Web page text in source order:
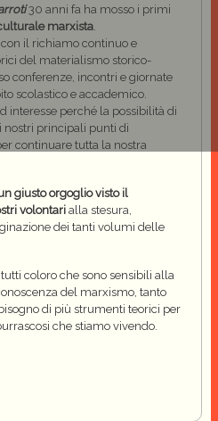
30 anni fa ha mosso i primi
marxista.
il richiamo continuo e
del materialismo storico-
conferenze, incontri e giornate
scolastico e accademico.
interesse perché la possibilità di
nostri principali punti di
continuare tutta la nostra
giusto orgoglio visto il
volontari alla stesura,
dei tanti volumi delle
coloro che sono sensibili alla
del marxismo, tanto
di più strumenti teorici per
che stiamo vivendo.